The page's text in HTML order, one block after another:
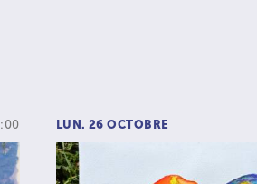
LUN. 26 OCTOBRE